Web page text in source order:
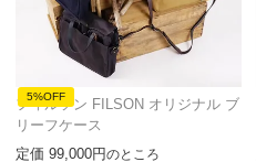
5%OFF
フィルソン FILSON オリジナル ブ
リーフケース
定価 99,000 のところ